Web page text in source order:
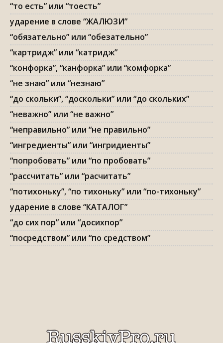
“то есть” или “тоесть”
ударение в слове “ЖАЛЮЗИ”
“обязательно” или “обезательно”
“картридж” или “катридж”
“конфорка”, “канфорка” или “комфорка”
“не знаю” или “незнаю”
“до скольки”, “доскольки” или “до скольких”
“неважно” или “не важно”
“неправильно” или “не правильно”
“ингредиенты” или “ингридиенты”
“попробовать” или “по пробовать”
“рассчитать” или “расчитать”
“потихоньку”, “по тихоньку” или “по-тихоньку”
ударение в слове “КАТАЛОГ”
“до сих пор” или “досихпор”
“посредством” или “по средством”